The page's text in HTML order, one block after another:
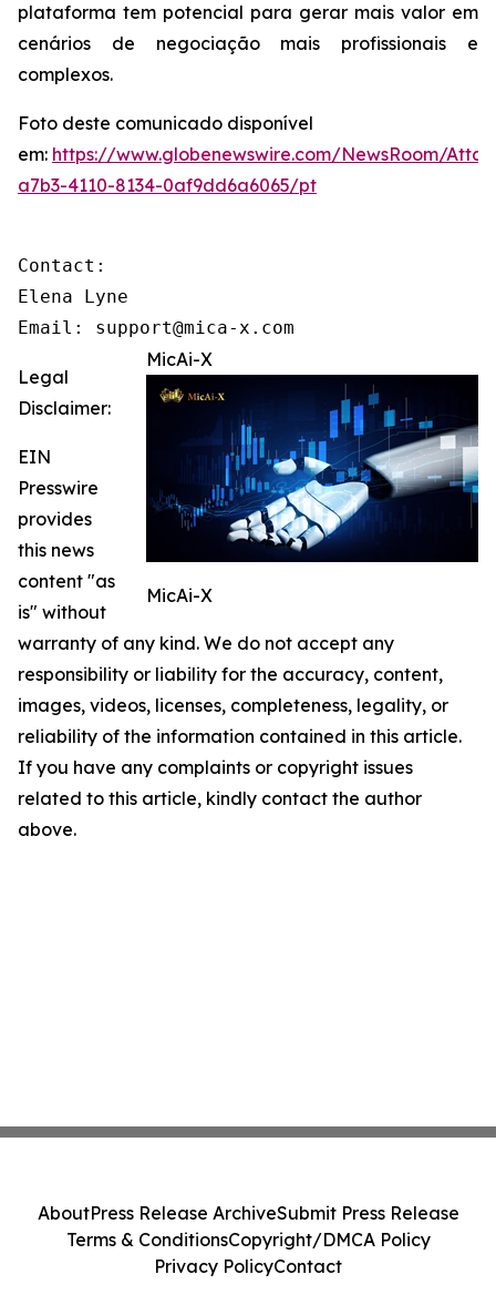
plataforma tem potencial para gerar mais valor em
cenários de negociação mais profissionais e
complexos.
Foto deste comunicado disponível
em: https://www.globenewswire.com/NewsRoom/
a7b3-4110-8134-0af9dd6a6065/pt
Contact:
Elena Lyne
Email: support@mica-x.com
MicAi-X
MicAi-X
Legal
Disclaimer:
EIN
Presswire
provides
this news
content "as
is" without
warranty of any kind. We do not accept any
responsibility or liability for the accuracy, content,
images, videos, licenses, completeness, legality, or
reliability of the information contained in this article.
If you have any complaints or copyright issues
related to this article, kindly contact the author
above.
AboutPress Release ArchiveSubmit Press Release
Terms & ConditionsCopyright/DMCA Policy
Privacy PolicyContact